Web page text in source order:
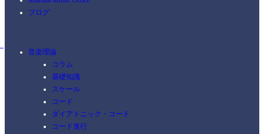
ブログ
音楽理論
コラム
基礎知識
スケール
コード
ダイアトニック・コード
コード進行